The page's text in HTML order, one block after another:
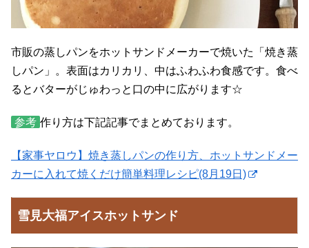
市販の蒸しパンをホットサンドメーカーで焼いた「焼き蒸
しパン」。表面はカリカリ、中はふわふわ食感です。食べ
るとバターがじゅわっと口の中に広がります☆
参考 作り方は下記記事でまとめております。
【家事ヤロウ】焼き蒸しパンの作り方、ホットサンドメー
カーに入れて焼くだけ簡単料理レシピ(8月19日)
雪見大福アイスホットサンド